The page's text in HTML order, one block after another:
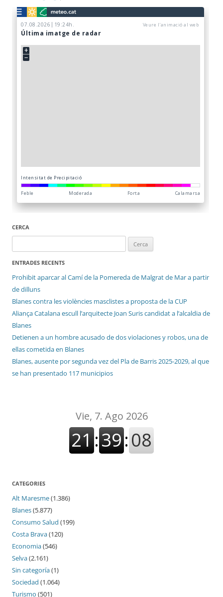
CERCA
ENTRADES RECENTS
Prohibit aparcar al Camí de la Pomereda de Malgrat de Mar a partir
de dilluns
Blanes contra les violències masclistes a proposta de la CUP
Aliança Catalana escull l’arquitecte Joan Suris candidat a l’alcaldia de
Blanes
Detienen a un hombre acusado de dos violaciones y robos, una de
ellas cometida en Blanes
Blanes, ausente por segunda vez del Pla de Barris 2025-2029, al que
se han presentado 117 municipios
CATEGORIES
Alt Maresme(1.386)
Blanes(5.877)
Consumo Salud (199)
Costa Brava(120)
Economia(546)
Selva(2.161)
Sin categoría(1)
Sociedad (1.064)
Turismo (501)